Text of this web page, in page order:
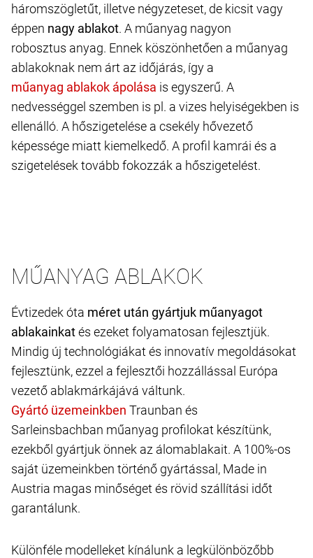
háromszögletűt, illetve négyzeteset, de kicsit vagy
éppen nagy ablakot. A műanyag nagyon
robosztus anyag. Ennek köszönhetően a műanyag
ablakoknak nem árt az időjárás, így a
is egyszerű. A
nedvességgel szemben is pl. a vizes helyiségekben is
ellenálló. A hőszigetelése a csekély hővezető
képessége miatt kiemelkedő. A profil kamrái és a
szigetelések tovább fokozzák a hőszigetelést.
MŰANYAG ABLAKOK
Évtizedek óta méret után gyártjuk műanyagot
ablakainkatés ezeket folyamatosan fejlesztjük.
Mindig új technológiákat és innovatív megoldásokat
fejlesztünk, ezzel a fejlesztői hozzállással Európa
vezető ablakmárkájává váltunk.
Traunban és
Sarleinsbachban műanyag profilokat készítünk,
ezekből gyártjuk önnek az álomablakait. A 100%-os
saját üzemeinkben történő gyártással, Made in
Austria magas minőséget és rövid szállítási időt
garantálunk.
Különféle modelleket kínálunk a legkülönbözőbb